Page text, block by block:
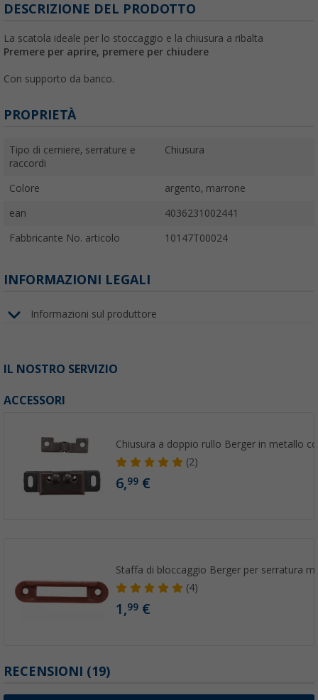
DESCRIZIONE DEL PRODOTTO
La scatola ideale per lo stoccaggio e la chiusura a ribalta
Premere per aprire, premere per chiudere
Con supporto da banco.
PROPRIETÀ
Tipo di cerniere, serrature e
raccordi
Chiusura
Colore argento, marrone
ean 4036231002441
Fabbricante No. articolo 10147T00024
INFORMAZIONI LEGALI
Informazioni sul produttore
IL NOSTRO SERVIZIO
ACCESSORI
Chiusura a doppio rullo Berger in metallo
(2)
6,99 €
Staffa di bloccaggio Berger per serratura
(4)
1,99 €
RECENSIONI (19)